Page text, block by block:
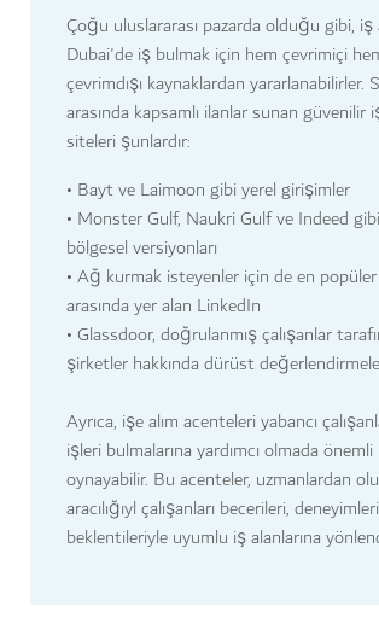
Çoğu uluslararası pazarda olduğu gibi, iş
Dubai'de iş bulmak için hem çevrimiçi
çevrimdışı kaynaklardan yararlanabilirler.
arasında kapsamlı ilanlar sunan güvenilir
siteleri şunlardır:
• Bayt ve Laimoon gibi yerel girişimler
• Monster Gulf, Naukri Gulf ve Indeed
bölgesel versiyonları
• Ağ kurmak isteyenler için de en
arasında yer alan LinkedIn
• Glassdoor, doğrulanmış çalışanlar
şirketler hakkında dürüst
Ayrıca, işe alım acenteleri yabancı
işleri bulmalarına yardımcı olmada
oynayabilir. Bu acenteler, uzmanlardan
aracılığıyl çalışanları becerileri,
beklentileriyle uyumlu iş alanlarına